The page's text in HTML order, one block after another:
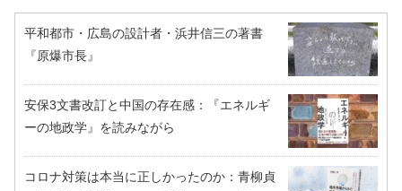
平和都市・広島の設計者・浜井信三の著書
『原爆市長』
安保3文書改訂と中国の存在感：『エネルギ
ーの地政学』を読みながら
コロナ対策は本当に正しかったのか：青柳貞